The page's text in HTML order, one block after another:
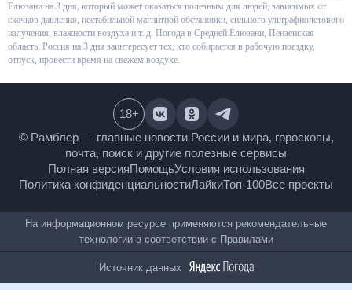
погоды в Средней Елюзани на 3 дня, который может оказаться полезным
для людей, зависимых от скачков давления, нестабильной магнитной
обстановки, сильного ультрафиолетового излучения, влажности воздуха
и т. д. Погода в Средней Елюзани, Пензенская область, Россия на 3 дня
заинтересует тех, кто собирается в рабочую поездку, отпуск, провести
© Рамблер — главные новости России и мира,
гороскопы, почта, поиск и другие полезные сервисы
Полная версияПомощьУсловия использования
Все проекты
18+
На информационном ресурсе применяются
рекомендательные технологии в соответствии с